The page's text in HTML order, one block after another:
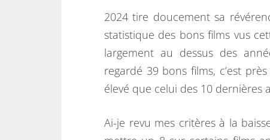
2024 tire doucement sa
statistique des bons films vus
largement au dessus des
regardé 39 bons films, c’est
élevé que celui des 10 dernières
Ai-je revu mes critères à la